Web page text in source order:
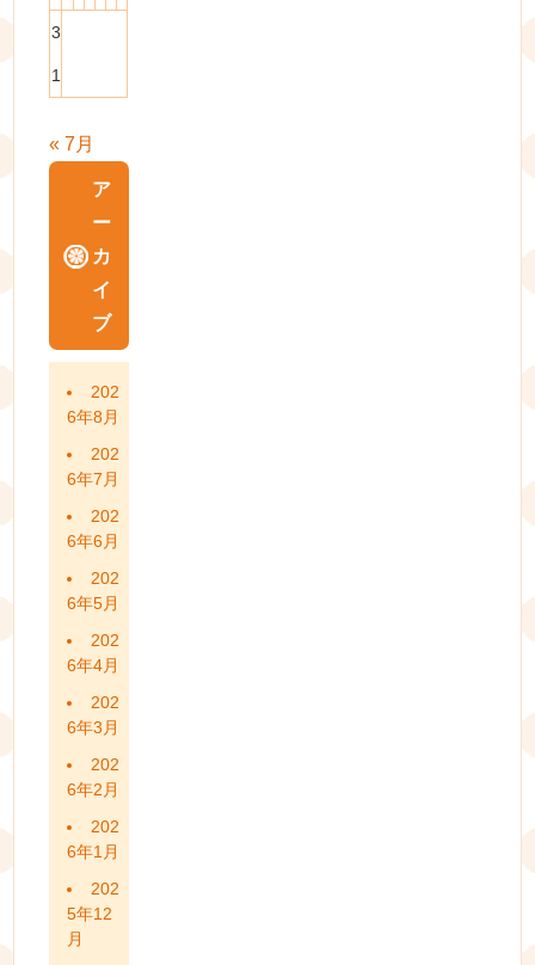
3
1
« 7月
ア
ー
カ
イ
ブ
202
6年8月
202
6年7月
202
6年6月
202
6年5月
202
6年4月
202
6年3月
202
6年2月
202
6年1月
202
5年12
月